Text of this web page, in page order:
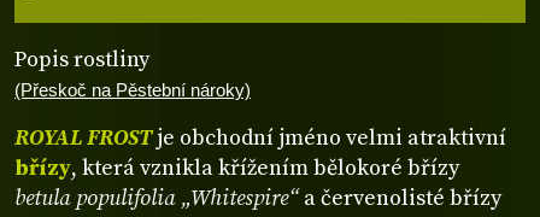
Popis rostliny
(Přeskoč na Pěstební nároky)
ROYAL FROSTje obchodní jméno velmi atraktivní
břízy, která vznikla křížením bělokoré břízy
betula populifolia „Whitespire“a červenolisté břízy